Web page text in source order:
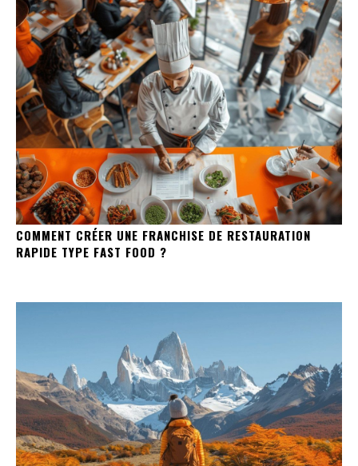
COMMENT CRÉER UNE FRANCHISE DE RESTAURATION
RAPIDE TYPE FAST FOOD ?